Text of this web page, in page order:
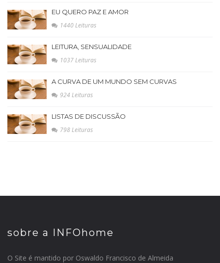
EU QUERO PAZ E AMOR
1440 Leituras
LEITURA, SENSUALIDADE
1037 Leituras
A CURVA DE UM MUNDO SEM CURVAS
924 Leituras
LISTAS DE DISCUSSÃO
798 Leituras
sobre a INFOhome
O Site é mantido por Oswaldo Francisco de Almeida